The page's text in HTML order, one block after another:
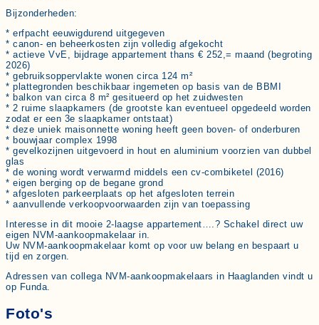
Bijzonderheden:
* erfpacht eeuwigdurend uitgegeven
* canon- en beheerkosten zijn volledig afgekocht
* actieve VvE, bijdrage appartement thans € 252,= maand (begroting
2026)
* gebruiksoppervlakte wonen circa 124 m²
* plattegronden beschikbaar ingemeten op basis van de BBMI
* balkon van circa 8 m² gesitueerd op het zuidwesten
* 2 ruime slaapkamers (de grootste kan eventueel opgedeeld worden
zodat er een 3e slaapkamer ontstaat)
* deze uniek maisonnette woning heeft geen boven- of onderburen
* bouwjaar complex 1998
* gevelkozijnen uitgevoerd in hout en aluminium voorzien van dubbel
glas
* de woning wordt verwarmd middels een cv-combiketel (2016)
* eigen berging op de begane grond
* afgesloten parkeerplaats op het afgesloten terrein
* aanvullende verkoopvoorwaarden zijn van toepassing
Interesse in dit mooie 2-laagse appartement….? Schakel direct uw
eigen NVM-aankoopmakelaar in.
Uw NVM-aankoopmakelaar komt op voor uw belang en bespaart u
tijd en zorgen.
Adressen van collega NVM-aankoopmakelaars in Haaglanden vindt u
op Funda.
Foto's